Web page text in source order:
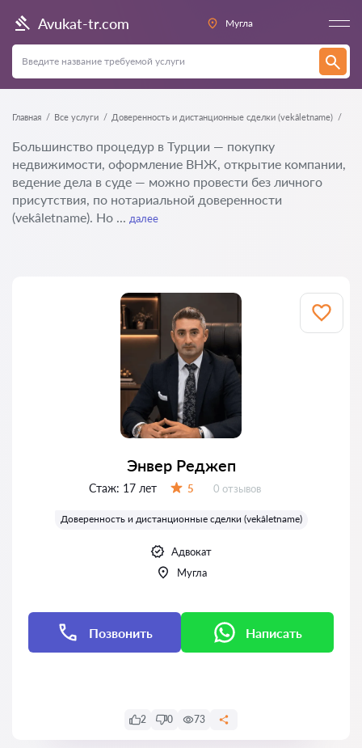
Avukat-tr.com Мугла
Главная Все услуги Доверенность и дистанционные сделки (vekâletname)
Большинство процедур в Турции — покупку
недвижимости, оформление ВНЖ, открытие компании,
ведение дела в суде — можно провести без личного
присутствия, по нотариальной доверенности
(vekâletname). Но ... далее
Энвер Реджеп
Стаж: 17 лет 5 Отзывов:
0 отзывов
Доверенность и дистанционные сделки (vekâletname)
Адвокат
Мугла
Позвонить Написать
2 0 73